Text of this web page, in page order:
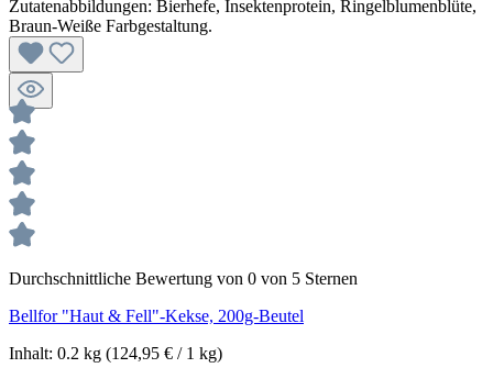
Durchschnittliche Bewertung von 0 von 5 Sternen
Bellfor "Haut & Fell"-Kekse, 200g-Beutel
Inhalt: 0.2 kg (124,95 € / 1 kg)